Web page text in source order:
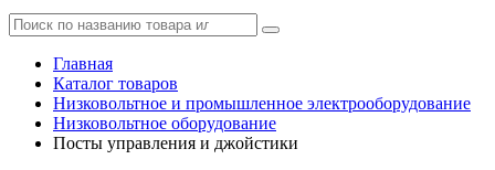
Главная
Каталог товаров
Низковольтное и промышленное электрооборудование
Низковольтное оборудование
Посты управления и джойстики